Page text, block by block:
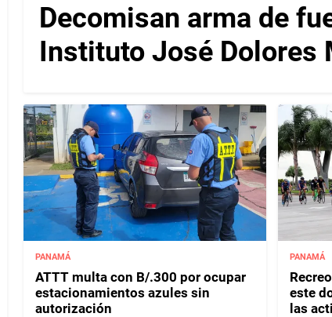
Decomisan arma de
Instituto José Dolores
PANAMÁ
ATTT multa con B/.300 por ocupar
estacionamientos azules sin
autorización
PANAMÁ
este
las